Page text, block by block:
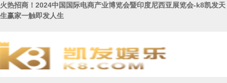
火热招商！2024中国国际电商产业博览会暨印度尼西亚展览会-k8凯发天
生赢家一触即发人生